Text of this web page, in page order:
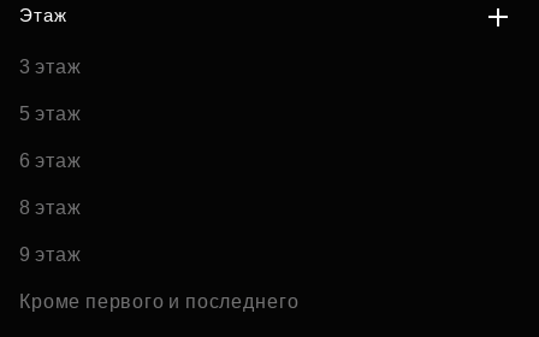
Этаж
3 этаж
5 этаж
6 этаж
8 этаж
9 этаж
Кроме первого и последнего